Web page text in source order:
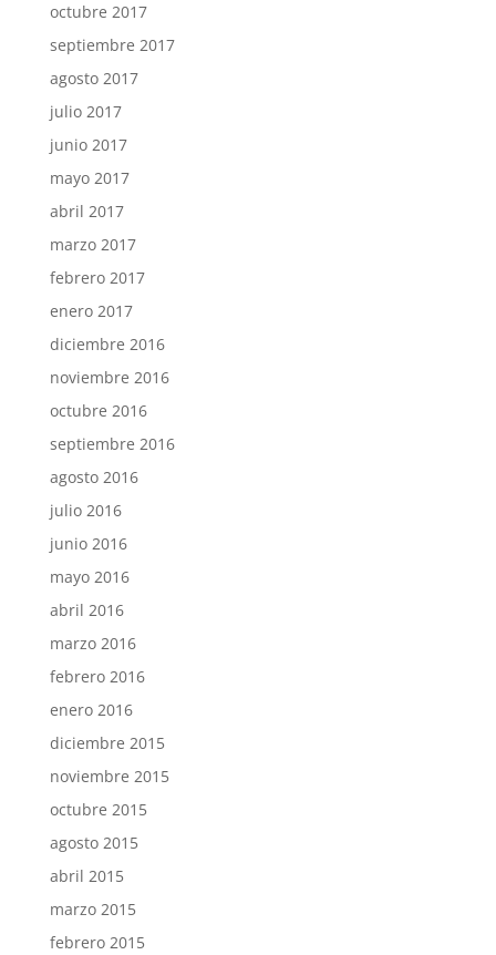
octubre 2017
septiembre 2017
agosto 2017
julio 2017
junio 2017
mayo 2017
abril 2017
marzo 2017
febrero 2017
enero 2017
diciembre 2016
noviembre 2016
octubre 2016
septiembre 2016
agosto 2016
julio 2016
junio 2016
mayo 2016
abril 2016
marzo 2016
febrero 2016
enero 2016
diciembre 2015
noviembre 2015
octubre 2015
agosto 2015
abril 2015
marzo 2015
febrero 2015